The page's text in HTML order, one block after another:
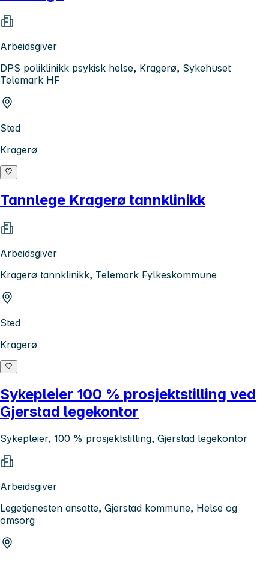
Arbeidsgiver
DPS poliklinikk psykisk helse, Kragerø, Sykehuset
Telemark HF
Sted
Kragerø
Tannlege Kragerø tannklinikk
Arbeidsgiver
Kragerø tannklinikk, Telemark Fylkeskommune
Sted
Kragerø
Sykepleier 100 % prosjektstilling ved
Gjerstad legekontor
Sykepleier, 100 % prosjektstilling, Gjerstad legekontor
Arbeidsgiver
Legetjenesten ansatte, Gjerstad kommune, Helse og
omsorg